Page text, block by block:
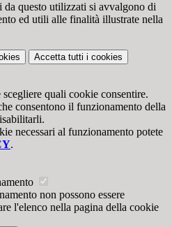
questo utilizzati si avvalgono di
ed utili alle finalità illustrate nella
Accetta tutti i cookies
quali cookie consentire.
consentono il funzionamento della
necessari al funzionamento potete
.
non possono essere
l'elenco nella pagina della cookie